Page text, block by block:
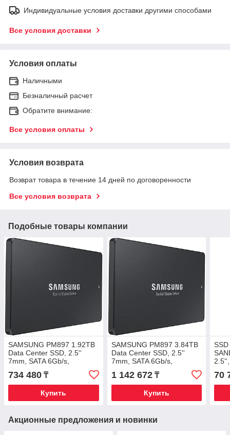
Индивидуальные условия доставки другими способами
Все условия доставки
Условия оплаты
Наличными
Безналичный расчет
Обратите внимание:
Все условия оплаты
Условия возврата
Возврат товара в течение 14 дней по договоренности
Все условия возврата
Подобные товары компании
SAMSUNG PM897 1.92TB
Data Center SSD, 2.5''
7mm, SATA 6Gb/​s,
Read/Write: 560/520 MB/s,
Random Read/Write IOPS
734 480 ₸
Купить
SAMSUNG PM897 3.84TB
Data Center SSD, 2.5''
7mm, SATA 6Gb/s,
Read/Write: 560/530 MB/s,
Random Read/Write IOPS
1 142 672₸
Купить
70
Акционные предложения и новинки